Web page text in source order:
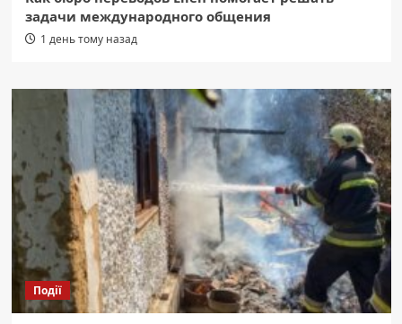
задачи международного общения
1 день тому назад
Події